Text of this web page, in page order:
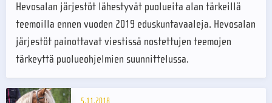
Hevosalan järjestöt lähestyvät puolueita alan tärkeillä
teemoilla ennen vuoden 2019 eduskuntavaaleja. Hevosalan
järjestöt painottavat viestissä nostettujen teemojen
tärkeyttä puolueohjelmien suunnittelussa.
5.11.2018